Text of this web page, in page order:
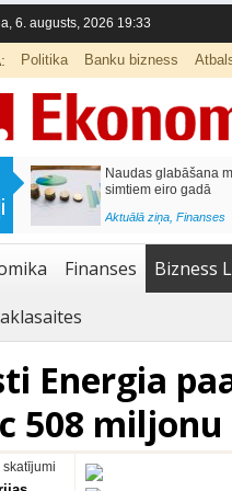
6. augusts, 2026 19:33
Politika Banku bizness
Naudas glabāšana
simtiem eiro gadā
Aktuālā ziņa, Finanses
Finanses Bizness
Energia
508
skatījumi